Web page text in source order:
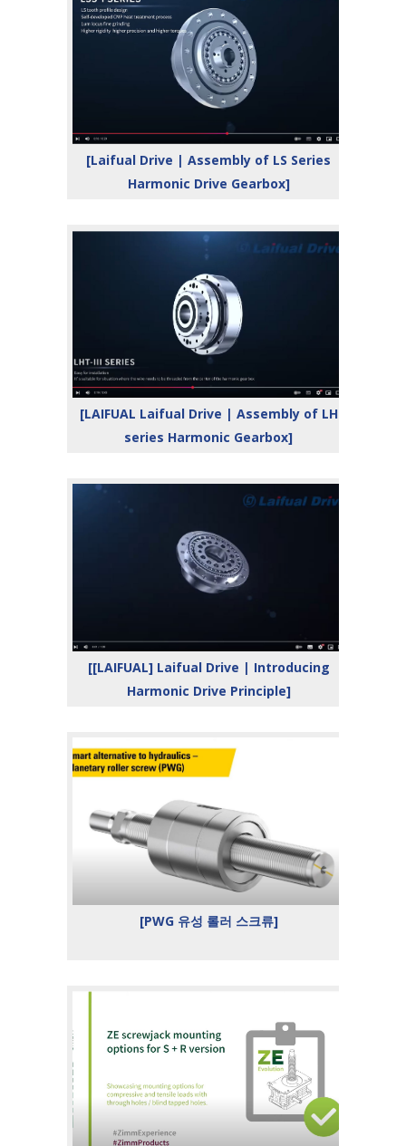
[Laifual Drive | Assembly of LS Series
Harmonic Drive Gearbox]
[LAIFUAL Laifual Drive | Assembly of LH
series Harmonic Gearbox]
[[LAIFUAL] Laifual Drive | Introducing
Harmonic Drive Principle]
[PWG 유성 롤러 스크류]